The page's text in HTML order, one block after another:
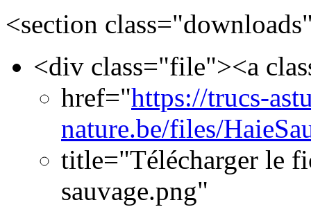
<section
<div class="file"><a
href="https://trucs-
nature.be/files/
title="Télécharger le
sauvage.png"